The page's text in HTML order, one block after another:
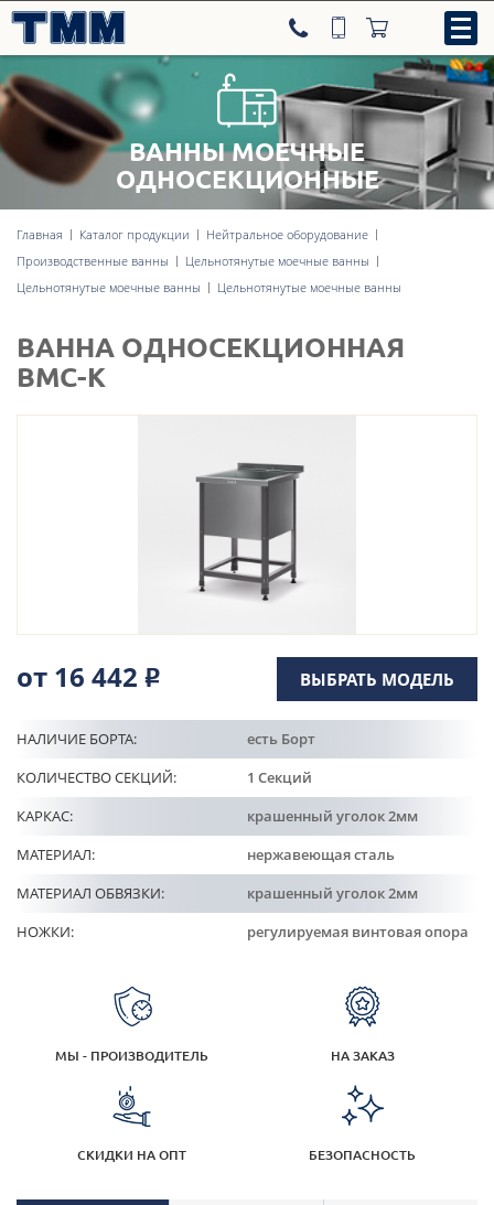
8-800-707-09-52
Нейтральное оборудование
Холодильное оборудование
Доставка
Портфолио
Контакты
ВАННЫ МОЕЧНЫЕ
ОДНОСЕКЦИОННЫЕ
Главная Каталог продукции
Нейтральное оборудование
Производственные ванны
Цельнотянутые моечные ванны
Цельнотянутые моечные ванны
Цельнотянутые моечные ванны
ВАННА ОДНОСЕКЦИОННАЯ
ВМС-К
от 16 442 Р ВЫБРАТЬ МОДЕЛЬ
НАЛИЧИЕ БОРТА:
есть Борт
КОЛИЧЕСТВО СЕКЦИЙ:
1 Секций
КАРКАС:
крашенный уголок 2мм
МАТЕРИАЛ:
нержавеющая сталь
МАТЕРИАЛ ОБВЯЗКИ:
крашенный уголок 2мм
НОЖКИ:
регулируемая винтовая опора
МЫ - ПРОИЗВОДИТЕЛЬ НА ЗАКАЗ
СКИДКИ НА ОПТ БЕЗОПАСНОСТЬ